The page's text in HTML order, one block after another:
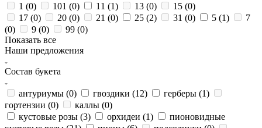
1 (0) 101 (0) 11 (1) 13 (0) 15 (0)
17 (0) 20 (0) 21 (0) 25 (2) 31 (0) 5 (1)
7
(0) 9 (0) 99 (0)
Показать все
Наши предложения
Состав букета
антуриумы (0) гвоздики (12) герберы (1)
гортензии (0) каллы (0)
кустовые розы (3) орхидеи (1)
пионовидные